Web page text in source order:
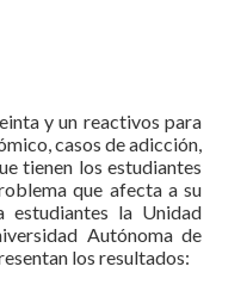
y un reactivos para
casos de adicción,
tienen los estudiantes
que afecta a su
estudiantes la Unidad
Autónoma de
los resultados: